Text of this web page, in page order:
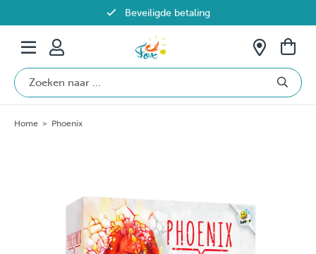
Beveiligde betaling
Gratis verzending vanaf €69 in België
Home > Phoenix